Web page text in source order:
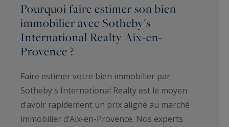
Pourquoi faire estimer son bien
immobilier avec Sotheby's
International Realty Aix-en-
Provence ?
Faire estimer votre bien immobilier par
Sotheby's International Realty est le moyen
d’avoir rapidement un prix aligné au marché
immobilier d’Aix-en-Provence. Nos experts